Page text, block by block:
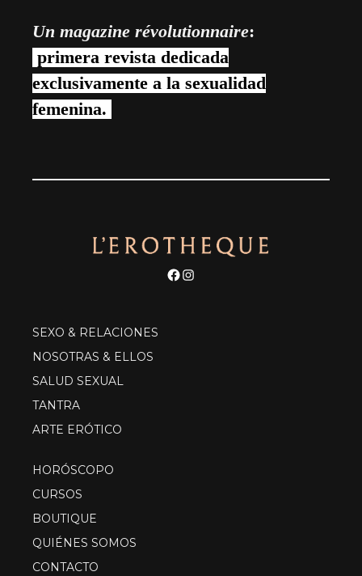
Un magazine révolutionnaire:
primera revista dedicada
exclusivamente a la sexualidad
femenina.
Facebook
Instagram
SEXO & RELACIONES
NOSOTRAS & ELLOS
SALUD SEXUAL
TANTRA
ARTE ERÓTICO
HORÓSCOPO
CURSOS
BOUTIQUE
QUIÉNES SOMOS
CONTACTO